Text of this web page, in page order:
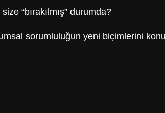
“bırakılmış” durumda?
sorumluluğun yeni biçimlerini